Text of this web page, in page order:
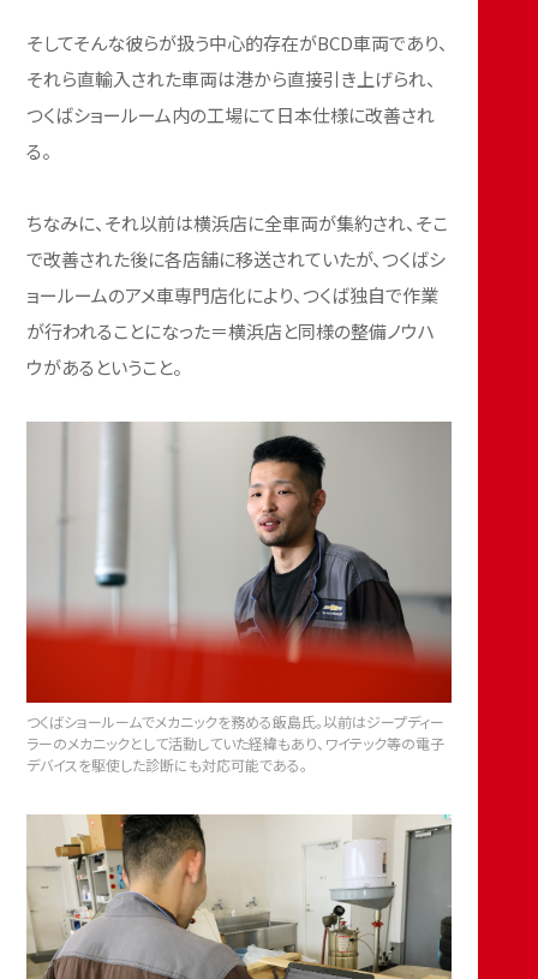
そしてそんな彼らが扱う中心的存在がBCD車両であり、
それら直輸入された車両は港から直接引き上げられ、
つくばショールーム内の工場にて日本仕様に改善され
る。
ちなみに、それ以前は横浜店に全車両が集約され、そこ
で改善された後に各店舗に移送されていたが、つくばシ
ョールームのアメ車専門店化により、つくば独自で作業
が行われることになった＝横浜店と同様の整備ノウハ
ウがあるということ。
つくばショールームでメカニックを務める飯島氏。以前はジープディー
ラーのメカニックとして活動していた経緯もあり、ワイテック等の電子
デバイスを駆使した診断にも対応可能である。